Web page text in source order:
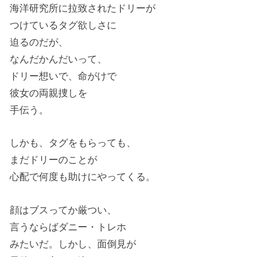
海洋研究所に拉致されたドリーが
つけているタグ欲しさに
迫るのだが、
なんだかんだいって、
ドリー想いで、命がけで
彼女の両親捜しを
手伝う。
しかも、タグをもらっても、
まだドリーのことが
心配で何度も助けにやってくる。
顔はブスってか厳つい、
言うならばダニー・トレホ
みたいだ。しかし、面倒見が